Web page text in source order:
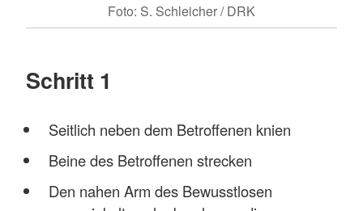
Foto: S. Schleicher / DRK
Schritt 1
Seitlich neben dem Betroffenen knien
Beine des Betroffenen strecken
Den nahen Arm des Bewusstlosen